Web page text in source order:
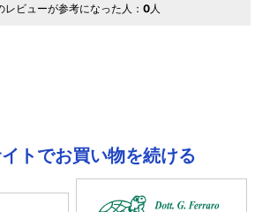
レビューが参考になった人： 0人
トでお買い物を続ける